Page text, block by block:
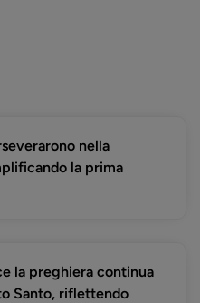
nella
la prima
la preghiera continua
Santo, riflettendo